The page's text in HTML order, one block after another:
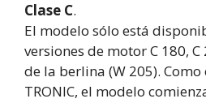
Clase C.
El modelo sólo está
versiones de motor C 180, C
de la berlina (W 205). Como
TRONIC, el modelo